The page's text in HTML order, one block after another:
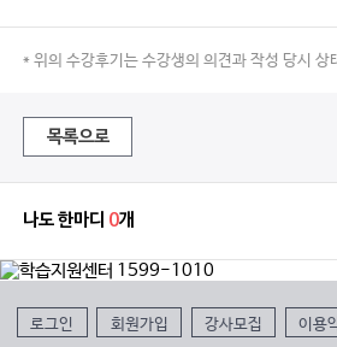
* 위의 수강후기는 수강생의 의견과 작성 당시 상
목록으로
나도 한마디 0개
로그인 회원가입 강사모집 이용